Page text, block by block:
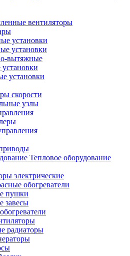
вентиляторы
установки
установки
вытяжные
установки
скорости
узлы
Тепловое оборудование
электрические
обогреватели
пушки
завесы
радиаторы